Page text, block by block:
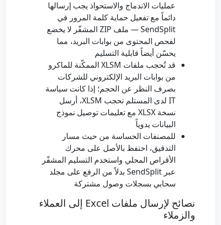
عمليات الاندماج والاستحواذ يجب إرسالها
دائماً مع تفعيل حماية كلمة المرور في
SendSplit — ملف ZIP المشفّر لا يخضع
لفحص المحتوى من بوابات البريد، مما
يحسّن أيضاً قابلية التسليم
قد تُحجب ملفات XLSM الممكّنة للماكرو
من بوابات البريد الإلكتروني للشركات
بصرف النظر عن الحجم؛ إذا كانت سياسة
IT لدى المستلم تحجب XLSM، أرسل
نسخة XLSX مع تعليمات توصيل نموذج
البيانات يدوياً
للمصنفات الحساسة من حيث مسار
التدقيق، احتفظ بالأصل على محرك
الأقراص المحلي واستخدم التسليم المشفّر
عبر SendSplit بدلاً من الرفع على مجلد
سحابي بسجلات وصول مشتركة
نصائح لإرسال ملفات Excel إلى العملاء
والزملاء